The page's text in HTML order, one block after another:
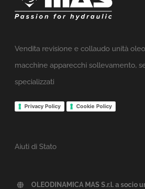
Vendita revisione e collaudo unità
macchine apparecchi sollevamento,
specializzati
Privacy Policy Cookie Policy
Aiuti di Stato
OLEODINAMICA MAS S.r.l. a socio